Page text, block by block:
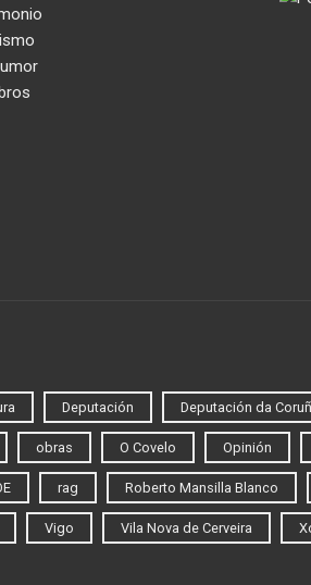
Deputación Deputación da
obras O Covelo Opinión
rag Roberto Mansilla Blanco
Vigo Vila Nova de Cerveira